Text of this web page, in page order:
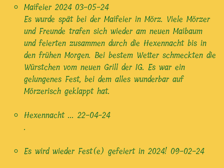
Maifeier 2024 03-05-24
Es wurde spät bei der Maifeier in Mörz. Viele Mörzer
und Freunde trafen sich wieder am neuen Maibaum
und feierten zusammen durch die Hexennacht bis in
den frühen Morgen. Bei bestem Wetter schmeckten die
Würstchen vom neuen Grill der IG. Es war ein
gelungenes Fest, bei dem alles wunderbar auf
Mörzerisch geklappt hat.
Hexennacht ... 22-04-24
.
Es wird wieder Fest(e) gefeiert in 2024! 09-02-24